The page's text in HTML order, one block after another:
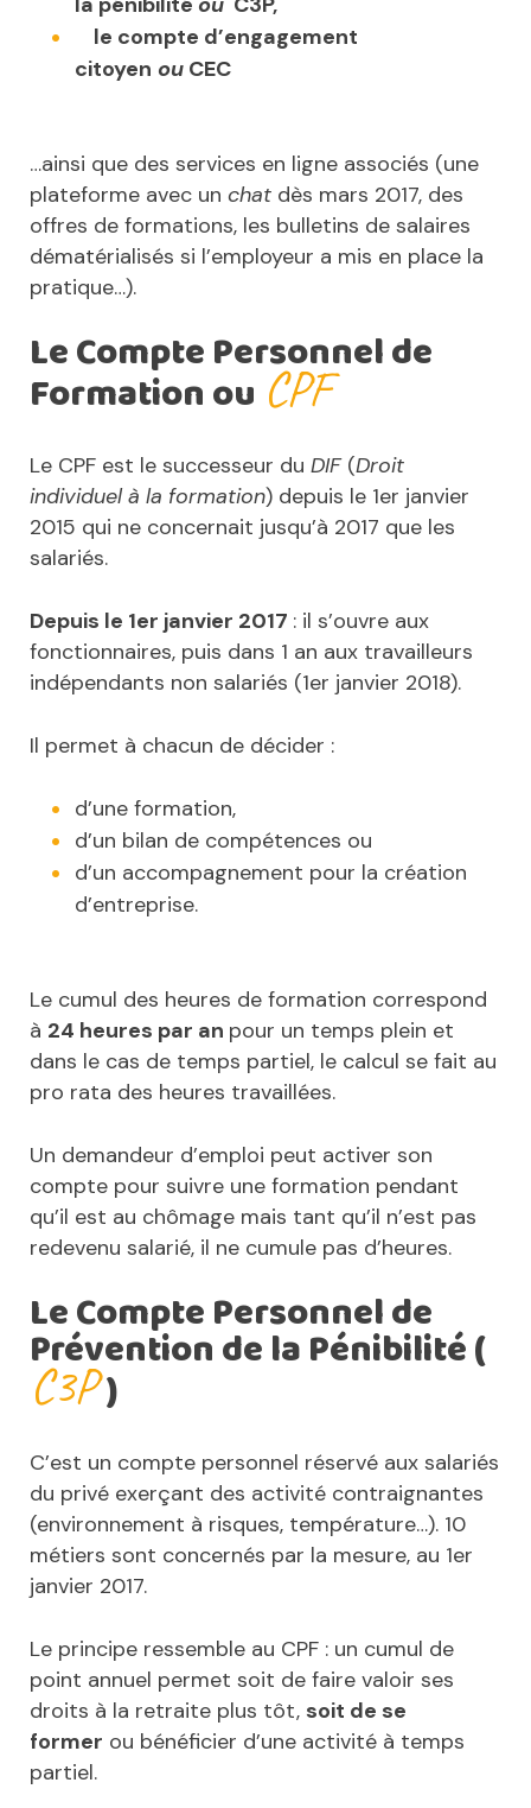
le compte d’engagement
citoyen ou CEC
…ainsi que des services en ligne associés (une
plateforme avec un chat dès mars 2017, des
offres de formations, les bulletins de salaires
dématérialisés si l’employeur a mis en place la
pratique…).
Le Compte Personnel de
Formation ou CPF
Le CPF est le successeur du DIF (Droit
individuel à la formation) depuis le 1er janvier
2015 qui ne concernait jusqu’à 2017 que les
salariés.
Depuis le 1er janvier 2017 : il s’ouvre aux
fonctionnaires, puis dans 1 an aux travailleurs
indépendants non salariés (1er janvier 2018).
Il permet à chacun de décider :
d’une formation,
d’un bilan de compétences ou
d’un accompagnement pour la création
d’entreprise.
Le cumul des heures de formation correspond
à 24 heures par an pour un temps plein et
dans le cas de temps partiel, le calcul se fait au
pro rata des heures travaillées.
Un demandeur d’emploi peut activer son
compte pour suivre une formation pendant
qu’il est au chômage mais tant qu’il n’est pas
redevenu salarié, il ne cumule pas d’heures.
Le Compte Personnel de
Prévention de la Pénibilité (
C3P)
C’est un compte personnel réservé aux salariés
du privé exerçant des activité contraignantes
(environnement à risques, température…). 10
métiers sont concernés par la mesure, au 1er
janvier 2017.
Le principe ressemble au CPF : un cumul de
point annuel permet soit de faire valoir ses
droits à la retraite plus tôt, soit de se
former ou bénéficier d’une activité à temps
partiel.